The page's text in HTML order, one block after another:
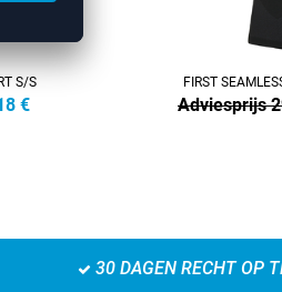
S/S
€
FIRST
Adviesprijs
30 DAGEN RECHT OP